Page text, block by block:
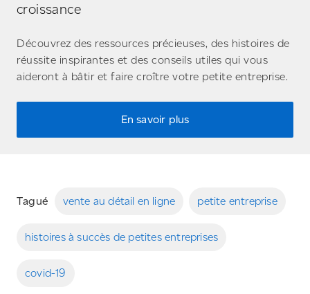
croissance
Découvrez des ressources précieuses, des histoires de
réussite inspirantes et des conseils utiles qui vous
aideront à bâtir et faire croître votre petite entreprise.
En savoir plus
Tagué vente au détail en ligne petite entreprise
histoires à succès de petites entreprises
covid-19